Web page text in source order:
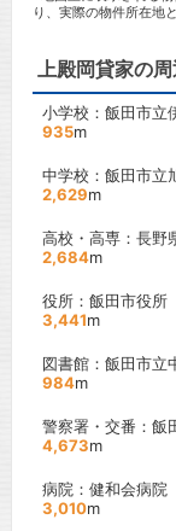
り、実際の物件所在地
上殿岡貸家の
小学校：飯田市立
935m
中学校：飯田市立
2,629m
高校・高専：長野
2,684m
役所：飯田市役所
3,441m
図書館：飯田市立
984m
警察署・交番：飯
4,673m
病院：健和会病院
3,010m